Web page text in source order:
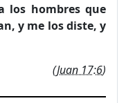
los hombres que
y me los diste, y
(Juan 17:6)